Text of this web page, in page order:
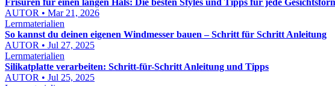
Frisuren für einen langen Hals: Die besten Styles und Tipps für jede
AUTOR • Mar 21, 2026
Lernmaterialien
So kannst du deinen eigenen Windmesser bauen – Schritt für Schritt Anleitung
AUTOR • Jul 27, 2025
Lernmaterialien
Silikatplatte verarbeiten: Schritt-für-Schritt Anleitung und Tipps
AUTOR • Jul 25, 2025